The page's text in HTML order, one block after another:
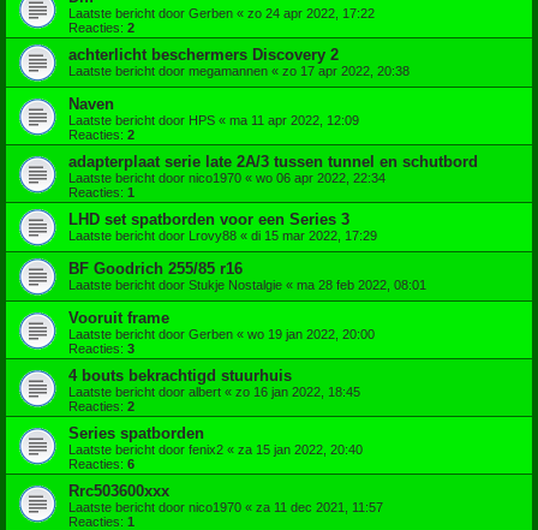
Laatste bericht door Gerben « zo 24 apr 2022, 17:22
Reacties: 2
achterlicht beschermers Discovery 2
Laatste bericht door megamannen « zo 17 apr 2022, 20:38
Naven
Laatste bericht door HPS « ma 11 apr 2022, 12:09
Reacties: 2
adapterplaat serie late 2A/3 tussen tunnel en schutbord
Laatste bericht door nico1970 « wo 06 apr 2022, 22:34
Reacties: 1
LHD set spatborden voor een Series 3
Laatste bericht door Lrovy88 « di 15 mar 2022, 17:29
BF Goodrich 255/85 r16
Laatste bericht door Stukje Nostalgie « ma 28 feb 2022, 08:01
Vooruit frame
Laatste bericht door Gerben « wo 19 jan 2022, 20:00
Reacties: 3
4 bouts bekrachtigd stuurhuis
Laatste bericht door albert « zo 16 jan 2022, 18:45
Reacties: 2
Series spatborden
Laatste bericht door fenix2 « za 15 jan 2022, 20:40
Reacties: 6
Rrc503600xxx
Laatste bericht door nico1970 « za 11 dec 2021, 11:57
Reacties: 1